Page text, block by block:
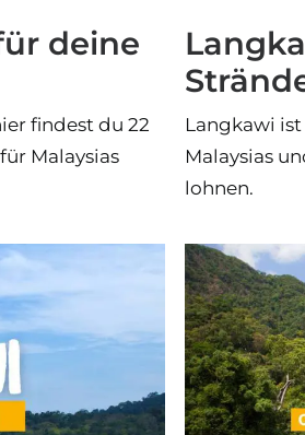
deine
findest du 22
Malaysias
Langkawi
Malaysias
lohnen.